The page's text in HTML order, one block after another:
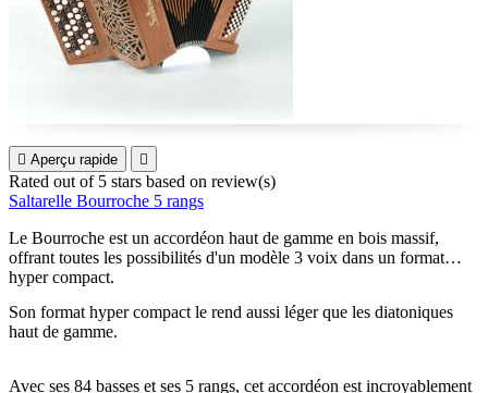
 Aperçu rapide 
Rated out of 5 stars based on review(s)
Saltarelle Bourroche 5 rangs
Le Bourroche est un accordéon haut de gamme en bois massif,
offrant toutes les possibilités d'un modèle 3 voix dans un format
hyper compact.
Son format hyper compact le rend aussi léger que les diatoniques
haut de gamme.
Avec ses 84 basses et ses 5 rangs, cet accordéon est incroyablement